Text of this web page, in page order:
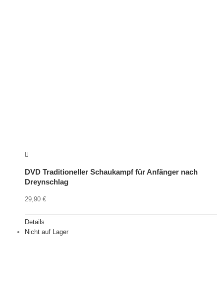
DVD Traditioneller Schaukampf für Anfänger nach
Dreynschlag
29,90 €
Details
Nicht auf Lager